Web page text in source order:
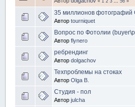
35 миллионов фотографий
Автор tourniquet
Вопрос по Фотолии
Автор flynero
ребрендинг
Автор dolgachov
Техпроблемы на стоках
Автор Olga B.
Студия - пол
Автор julcha